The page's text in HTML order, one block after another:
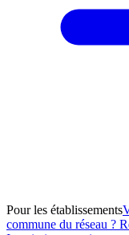
Pour les établissements
commune du réseau ?